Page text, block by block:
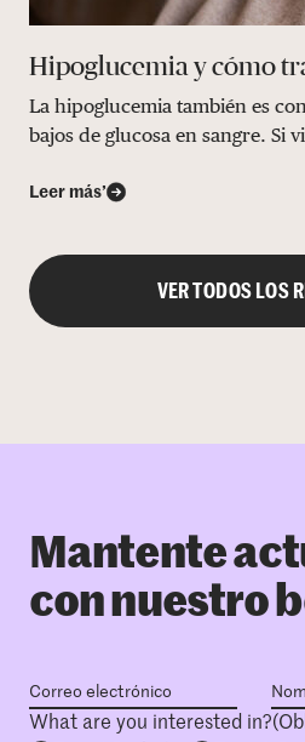
Hipoglucemia y cómo
La hipoglucemia también es
bajos de glucosa en sangre. Si
Leer más’
VER TODOS LOS
Mantente
con nuestro
What are you interested in?